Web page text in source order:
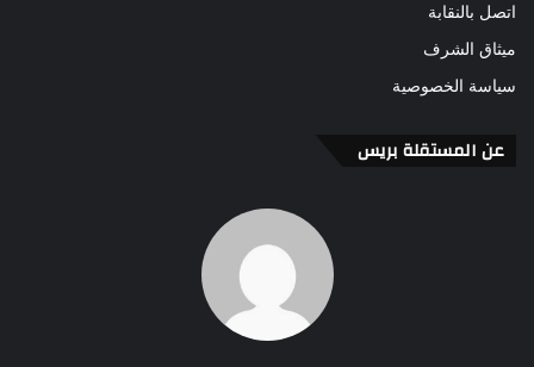
اتصل بالنقابة
ميثاق الشرف
سياسة الخصوصية
عن المستقلة بريس